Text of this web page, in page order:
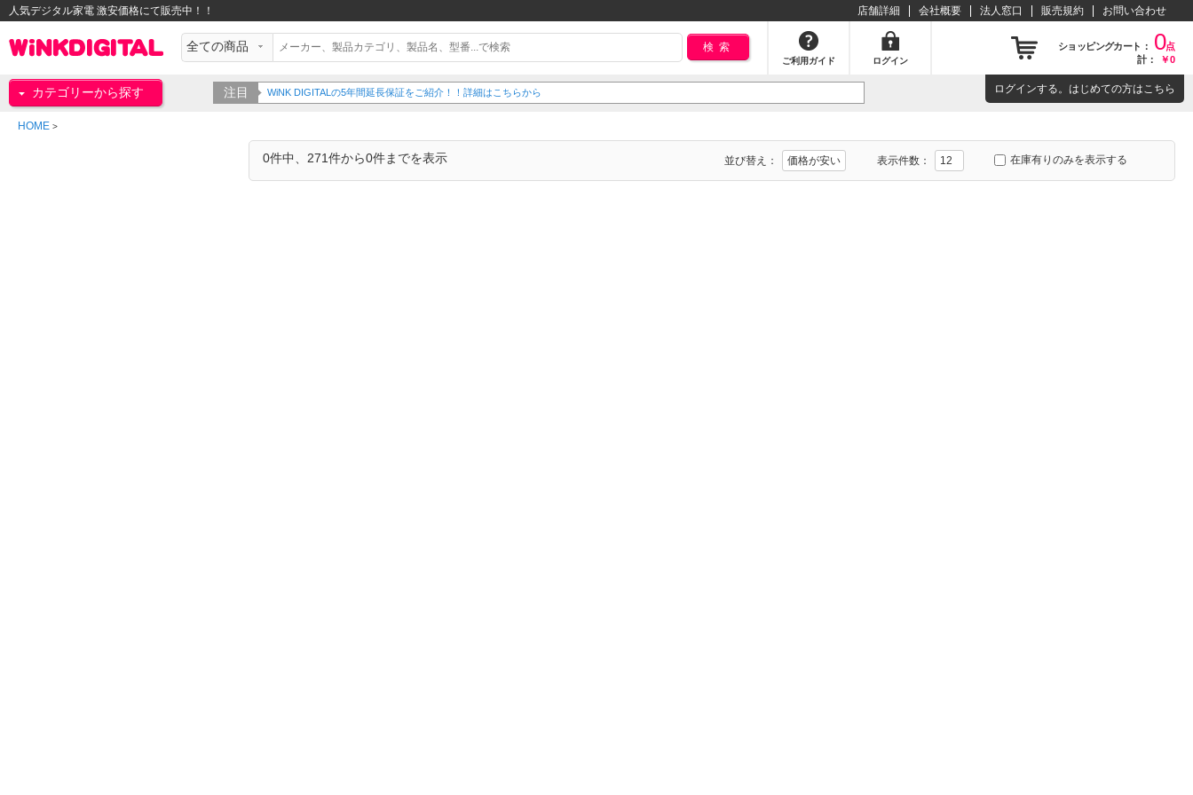
人気デジタル家電 激安価格にて販売中！！ 店舗詳細 会社概要 法人窓口 販売規約 お問い合わせ
検索
ご利用ガイド ログイン
ショッピングカート： 0点
計：
￥0
カテゴリーから探す 注目 WiNK DIGITALの5年間延長保証をご紹介！！詳細はこちらから ログインする。はじめての方はこちら
HOME >
0件中、271件から0件までを表示 並び替え： 表示件数： 在庫有りのみを表示する